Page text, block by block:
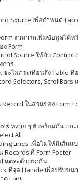
Source เพื่อกำหนด
สามารถเพิ่มข้อมูลได้
Form
Source ให้กับ Control
การ
จะไม่กระเทือนถึง Table
Selectors, ScrollBars
Record ในส่วนของ Form
หลาย ๆ ตัวพร้อมกัน แล
All
Lines เพื่อไม่ให้มีเส้นแ
Records ที่ Form Footer
แต่ละตัวแยกกัน
ที่จุด Handle เพื่อปรับขน